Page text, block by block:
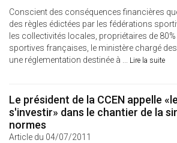
Conscient des conséquences financières
des règles édictées par les fédérations
les collectivités locales, propriétaires de
sportives françaises, le ministère chargé
une réglementation destinée à ... Lire la suite
Le président de la CCEN appelle
s'investir» dans le chantier de la
normes
Article du 04/07/2011